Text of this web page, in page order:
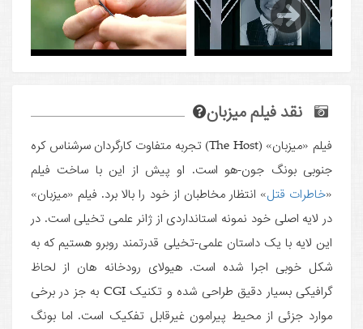
نقد فیلم میزبان
فیلم «میزبان» (The Host) تجربه متفاوت کارگردان سرشناس کره
جنوبی بونگ جون-هو است. او پیش از این با ساخت فیلم
«خاطرات قتل» انتظار مخاطبان از خود را بالا برد. فیلم «میزبان»
در لایه اصلی خود نمونه استانداردی از ژانر علمی تخیلی است. در
این لایه با یک داستان علمی-تخیلی قدرتمند روبرو هستیم که به
شکل خوبی اجرا شده است. هیولای رودخانه هان از لحاظ
گرافیکی بسیار دقیق طراحی شده و تکنیک CGI به جز در برخی
موارد جزئی از محیط پیرامون غیرقابل تفکیک است. اما بونگ